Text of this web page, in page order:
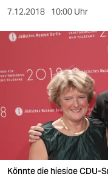
kultur
sport
wahrheit
verlag
verlag
7.12.2018 10:00 Uhr
Könnte die hiesige CDU-